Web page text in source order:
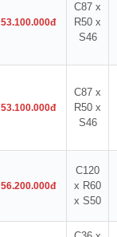
53.100.000đ
C87 x
R50 x
S46
53.100.000đ
C87 x
R50 x
S46
56.200.000đ
C120
x R60
x S50